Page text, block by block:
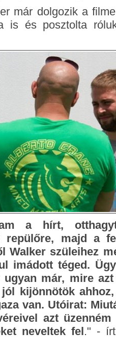
már dolgozik a
is és posztolta
a hírt,
repülőre, majd a
Walker szüleihez
imádott téged.
ugyan már, mire
kijönnötök
van. Utóirat:
azt
neveltek fel ." -